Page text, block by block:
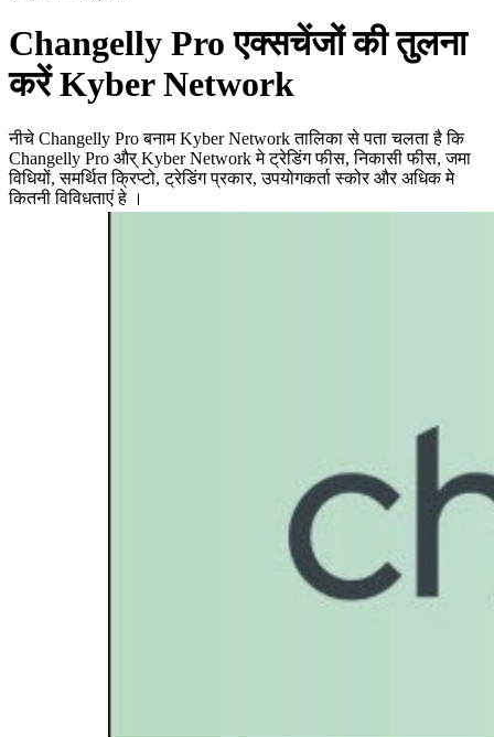
Changelly Pro एक्सचेंजों की तुलना
करें Kyber Network
नीचे Changelly Pro बनाम Kyber Network तालिका से पता चलता है कि
Changelly Pro और् Kyber Network मे ट्रेडिंग फीस, निकासी फीस, जमा
विधियों, समर्थित क्रिप्टो, ट्रेडिंग प्रकार, उपयोगकर्ता स्कोर और अधिक मे
कितनी विविधताएं हे ।